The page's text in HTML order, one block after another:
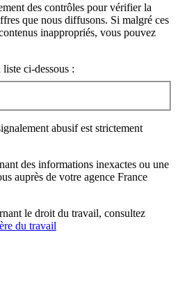
des contrôles pour vérifier la
que nous diffusons. Si malgré ces
inappropriés, vous pouvez
ci-dessous :
abusif est strictement
des informations inexactes ou une
auprès de votre agence France
le droit du travail, consultez
du travail